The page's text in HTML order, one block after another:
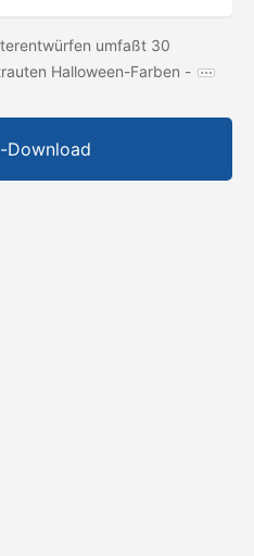
umfaßt 30
Halloween-Farben -
Download